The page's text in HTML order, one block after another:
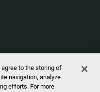
agree to the storing of
navigation, analyze
efforts. For more